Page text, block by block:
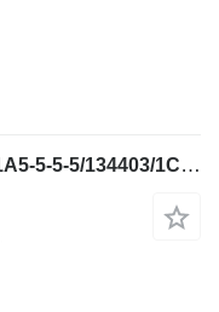
Pompe à engrenages Hydreco X1A5-5-5-5/134403/1C X1A5046504650335033/134403/1C pour crible vibrant Powerscreen Chiefitain